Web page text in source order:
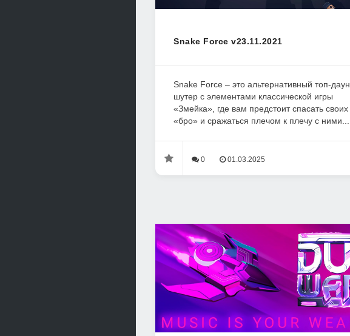
Snake Force v23.11.2021
Snake Force – это альтернативный топ-даун
шутер с элементами классической игры
«Змейка», где вам предстоит спасать своих
«бро» и сражаться плечом к плечу с ними....
0 01.03.2025